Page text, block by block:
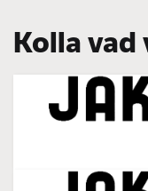
Kolla vad